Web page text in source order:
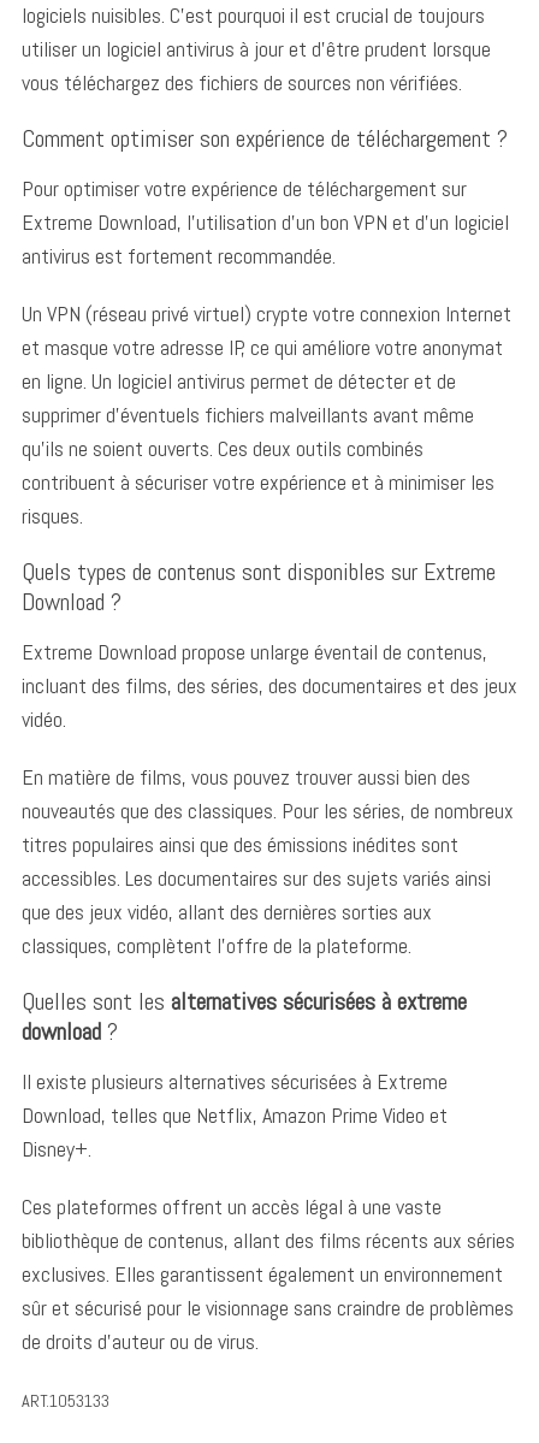
logiciels nuisibles. C’est pourquoi il est crucial de toujours
utiliser un logiciel antivirus à jour et d’être prudent lorsque
vous téléchargez des fichiers de sources non vérifiées.
Comment optimiser son expérience de téléchargement ?
Pour optimiser votre expérience de téléchargement sur
Extreme Download, l’utilisation d’un bon VPN et d’un logiciel
antivirus est fortement recommandée.
Un VPN (réseau privé virtuel) crypte votre connexion Internet
et masque votre adresse IP, ce qui améliore votre anonymat
en ligne. Un logiciel antivirus permet de détecter et de
supprimer d’éventuels fichiers malveillants avant même
qu’ils ne soient ouverts. Ces deux outils combinés
contribuent à sécuriser votre expérience et à minimiser les
risques.
Quels types de contenus sont disponibles sur Extreme
Download ?
Extreme Download propose unlarge éventail de contenus,
incluant des films, des séries, des documentaires et des jeux
vidéo.
En matière de films, vous pouvez trouver aussi bien des
nouveautés que des classiques. Pour les séries, de nombreux
titres populaires ainsi que des émissions inédites sont
accessibles. Les documentaires sur des sujets variés ainsi
que des jeux vidéo, allant des dernières sorties aux
classiques, complètent l’offre de la plateforme.
Quelles sont les alternatives sécurisées à extreme
download?
Il existe plusieurs alternatives sécurisées à Extreme
Download, telles que Netflix, Amazon Prime Video et
Disney+.
Ces plateformes offrent un accès légal à une vaste
bibliothèque de contenus, allant des films récents aux séries
exclusives. Elles garantissent également un environnement
sûr et sécurisé pour le visionnage sans craindre de problèmes
de droits d’auteur ou de virus.
ART.1053133
S
a
r
c
r
: